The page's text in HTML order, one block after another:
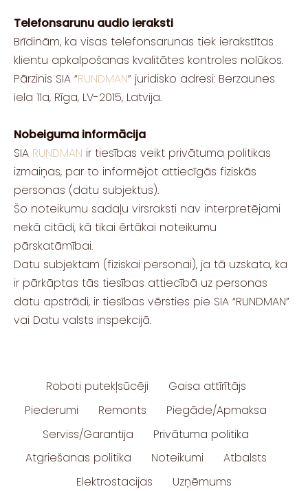
Telefonsarunu audio ieraksti
Brīdinām, ka visas telefonsarunas tiek ierakstītas
klientu apkalpošanas kvalitātes kontroles nolūkos.
Pārzinis SIA “RUNDMAN” juridisko adresi: Berzaunes
iela 11a, Rīga, LV-2015, Latvija.
Nobeiguma informācija
SIA RUNDMAN ir tiesības veikt privātuma politikas
izmaiņas, par to informējot attiecīgās fiziskās
personas (datu subjektus).
Šo noteikumu sadaļu virsraksti nav interpretējami
nekā citādi, kā tikai ērtākai noteikumu
pārskatāmībai.
Datu subjektam (fiziskai personai), ja tā uzskata, ka
ir pārkāptas tās tiesības attiecībā uz personas
datu apstrādi, ir tiesības vērsties pie SIA “RUNDMAN”
vai Datu valsts inspekcijā.
Roboti putekļsūcēji
Gaisa attīrītājs
Piederumi
Remonts
Piegāde/Apmaksa
Serviss/Garantija
Privātuma politika
Atgriešanas politika
Noteikumi
Atbalsts
Elektrostacijas
Uzņēmums